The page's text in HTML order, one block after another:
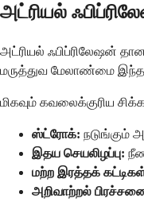
அட்ரியல்
அட்ரியல் ஃபிப்ரிலேஷன்
மருத்துவ மேலாண்மை இந்த
மிகவும் கவலைக்குரிய
ஸ்ட்ரோக்: நடுங்கும்
இதய செயலிழப்பு:
மற்ற இரத்தக்
அறிவாற்றல்